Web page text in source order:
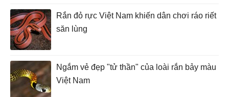
Rắn đỏ rực Việt Nam khiến dân chơi ráo riết
săn lùng
Ngắm vẻ đẹp "tử thần" của loài rắn bảy màu
Việt Nam